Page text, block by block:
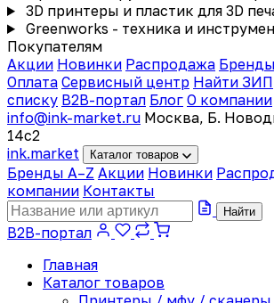
3D принтеры и пластик для 3D
Greenworks - техника и
Покупателям
Акции Новинки Распродажа
Оплата Сервисный центр Найти ЗИП
списку B2B-портал Блог О компании
info@ink-market.ru Москва, Б.
14с2
ink.market Каталог товаров
Бренды A–Z Акции Новинки
компании Контакты
Найти
B2B-портал
Главная
Каталог товаров